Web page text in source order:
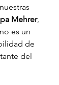
Mehrer,
es un
de
del